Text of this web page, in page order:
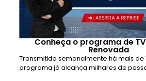
Conheça o programa de
Renovada
Transmitido semanalmente há mais de
programa já alcança milhares de